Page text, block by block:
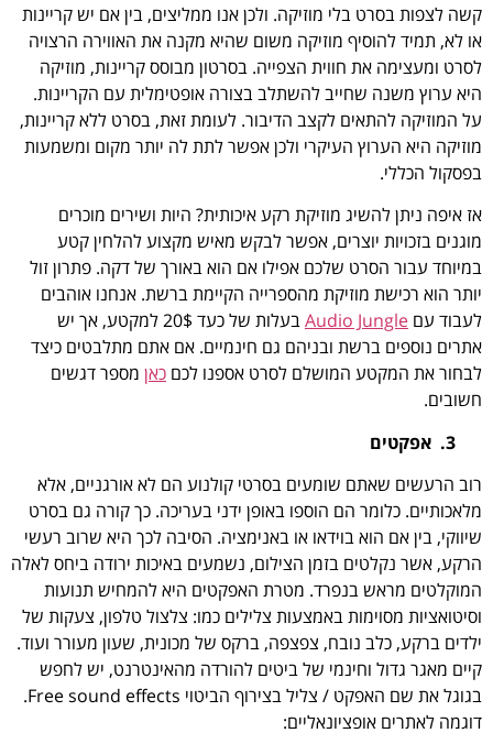
קשה לצפות בסרט בלי מוזיקה. ולכן אנו ממליצים, בין אם יש קריינות
או לא, תמיד להוסיף מוזיקה משום שהיא מקנה את האווירה הרצויה
לסרט ומעצימה את חווית הצפייה. בסרטון מבוסס קריינות, מוזיקה
היא ערוץ משנה שחייב להשתלב בצורה אופטימלית עם הקריינות.
על המוזיקה להתאים לקצב הדיבור. לעומת זאת, בסרט ללא קריינות,
מוזיקה היא הערוץ העיקרי ולכן אפשר לתת לה יותר מקום ומשמעות
בפסקול הכללי.
אז איפה ניתן להשיג מוזיקת רקע איכותית? היות ושירים מוכרים
מוגנים בזכויות יוצרים, אפשר לבקש מאיש מקצוע להלחין קטע
במיוחד עבור הסרט שלכם אפילו אם הוא באורך של דקה. פתרון זול
יותר הוא רכישת מוזיקת מהספרייה הקיימת ברשת. אנחנו אוהבים
לעבוד עם Audio Jungle
בעלות של כעד 20$ למקטע, אך יש
אתרים נוספים ברשת ובניהם גם חינמיים. אם אתם מתלבטים כיצד
לבחור את המקטע המושלם לסרט אספנו לכם כאן מספר דגשים
חשובים.
רוב הרעשים שאתם שומעים בסרטי קולנוע הם לא אורגניים, אלא
מלאכותיים. כלומר הם הוספו באופן ידני בעריכה. כך קורה גם בסרט
שיווקי, בין אם הוא בוידאו או באנימציה. הסיבה לכך היא שרוב רעשי
הרקע, אשר נקלטים בזמן הצילום, נשמעים באיכות ירודה ביחס לאלה
המוקלטים מראש בנפרד. מטרת האפקטים היא להמחיש תנועות
וסיטואציות מסוימות באמצעות צלילים כמו: צלצול טלפון, צעקות של
ילדים ברקע, כלב נובח, צפצפה, ברקס של מכונית, שעון מעורר ועוד.
קיים מאגר גדול וחינמי של ביטים להורדה מהאינטרנט, יש לחפש
בגוגל את שם האפקט / צליל בצירוף הביטוי Free sound effects.
דוגמה לאתרים אופציונאליים: